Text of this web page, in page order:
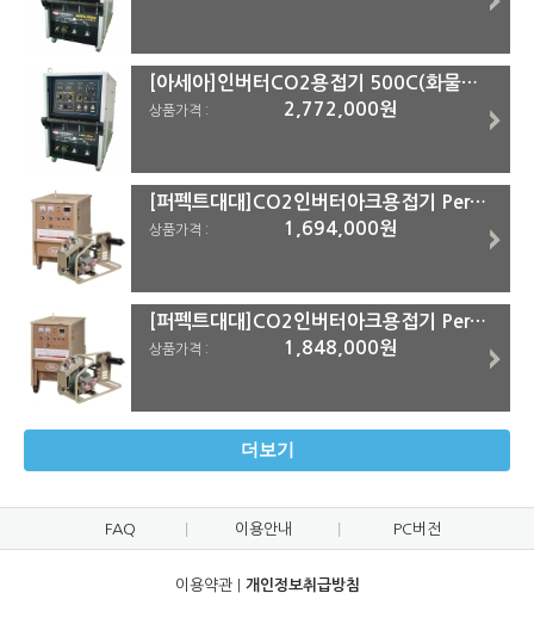
[아세아]인버터CO2용접기 500C(화물착불)
상품가격 : 2,772,000원
[퍼펙트대대]CO2인버터아크용접기 Perfect-350pc(송급장치포함)(화물착불)
상품가격 : 1,694,000원
[퍼펙트대대]CO2인버터아크용접기 Perfect-500pc(송급장치포함)(화물착불)
상품가격 : 1,848,000원
더보기
FAQ 이용안내 PC버전
이용약관| 개인정보취급방침